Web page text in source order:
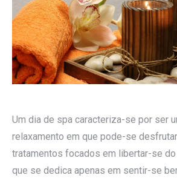
Um dia de spa caracteriza-se por ser
relaxamento em que pode-se
tratamentos focados em libertar-se
que se dedica apenas em sentir-se